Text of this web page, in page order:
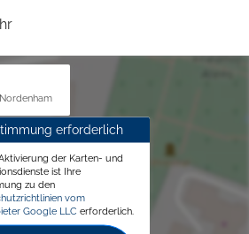
erforderlich
der Karten- und
ist Ihre
zu den
vom
Google LLC erforderlich.